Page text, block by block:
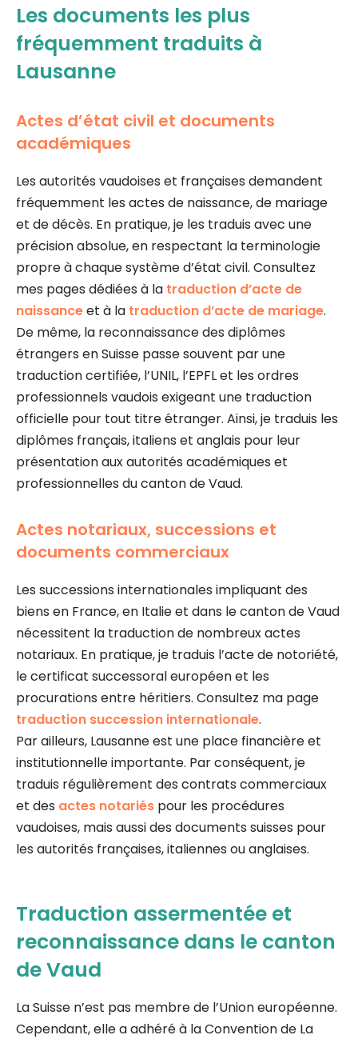
Les documents les plus
fréquemment traduits à
Lausanne
Actes d’état civil et documents
académiques
Les autorités vaudoises et françaises demandent
fréquemment les actes de naissance, de mariage
et de décès. En pratique, je les traduis avec une
précision absolue, en respectant la terminologie
propre à chaque système d’état civil. Consultez
mes pages dédiées à la traduction d’acte de
naissanceet à la traduction d’acte de mariage.
De même, la reconnaissance des diplômes
étrangers en Suisse passe souvent par une
traduction certifiée, l’UNIL, l’EPFL et les ordres
professionnels vaudois exigeant une traduction
officielle pour tout titre étranger. Ainsi, je traduis les
diplômes français, italiens et anglais pour leur
présentation aux autorités académiques et
professionnelles du canton de Vaud.
Actes notariaux, successions et
documents commerciaux
Les successions internationales impliquant des
biens en France, en Italie et dans le canton de Vaud
nécessitent la traduction de nombreux actes
notariaux. En pratique, je traduis l’acte de notoriété,
le certificat successoral européen et les
procurations entre héritiers. Consultez ma page
traduction succession internationale.
Par ailleurs, Lausanne est une place financière et
institutionnelle importante. Par conséquent, je
traduis régulièrement des contrats commerciaux
et des actes notariés pour les procédures
vaudoises, mais aussi des documents suisses pour
les autorités françaises, italiennes ou anglaises.
Traduction assermentée et
reconnaissance dans le canton
de Vaud
La Suisse n’est pas membre de l’Union européenne.
Cependant, elle a adhéré à la Convention de La